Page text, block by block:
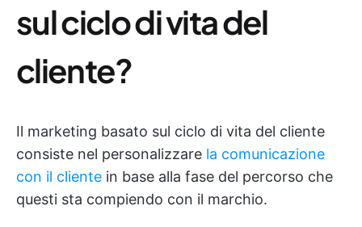
sul ciclo di vita del
cliente?
Il marketing basato sul ciclo di vita del cliente
consiste nel personalizzare la comunicazione
con il cliente in base alla fase del percorso che
questi sta compiendo con il marchio.